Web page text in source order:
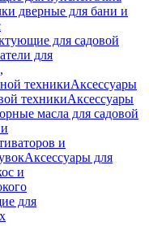
дверные для бани и
для садовой
для
техникиАксессуары
техникиАксессуары
масла для садовой
и
Аксессуары для
и
для